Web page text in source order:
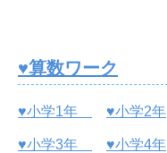
♥算数ワーク
♥小学1年 ♥小学2年
♥小学3年 ♥小学4年